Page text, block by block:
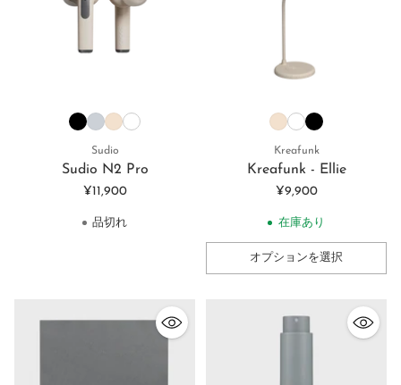
Sudio
Sudio N2 Pro
¥11,900
品切れ
Kreafunk
Kreafunk - Ellie
¥9,900
在庫あり
オプションを選択